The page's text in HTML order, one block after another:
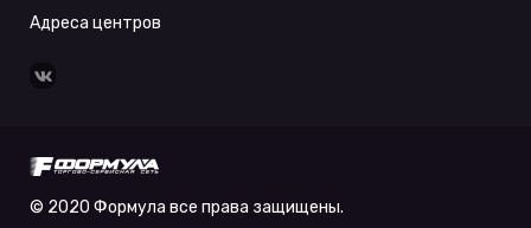
Адреса центров
© 2020 Формула все права защищены.